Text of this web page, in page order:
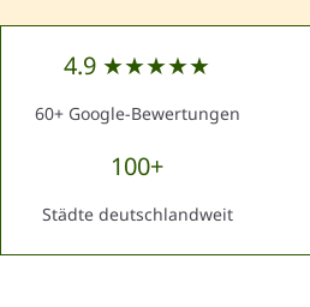
4.9 ★★★★★
60+ Google-Bewertungen
100+
Städte deutschlandweit